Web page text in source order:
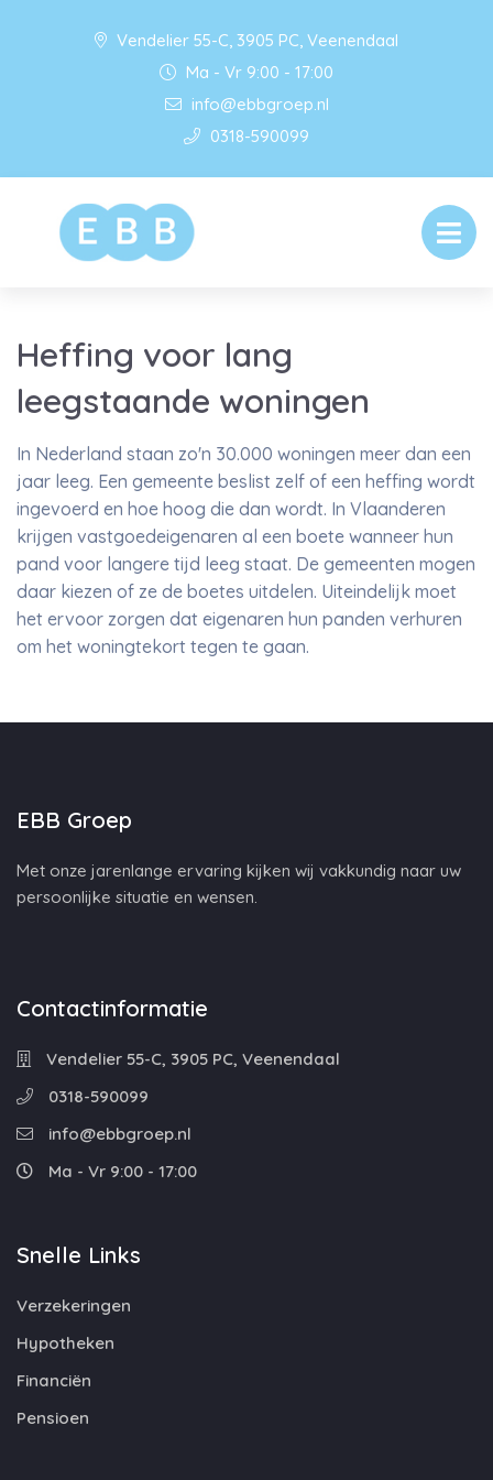
Vendelier 55-C, 3905 PC, Veenendaal
Ma - Vr 9:00 - 17:00
info@ebbgroep.nl
0318-590099
Heffing voor lang
leegstaande woningen
In Nederland staan zo'n 30.000 woningen meer dan een
jaar leeg. Een gemeente beslist zelf of een heffing wordt
ingevoerd en hoe hoog die dan wordt. In Vlaanderen
krijgen vastgoedeigenaren al een boete wanneer hun
pand voor langere tijd leeg staat. De gemeenten mogen
daar kiezen of ze de boetes uitdelen. Uiteindelijk moet
het ervoor zorgen dat eigenaren hun panden verhuren
om het woningtekort tegen te gaan.
EBB Groep
Met onze jarenlange ervaring kijken wij vakkundig naar uw
persoonlijke situatie en wensen.
Contactinformatie
Vendelier 55-C, 3905 PC, Veenendaal
0318-590099
info@ebbgroep.nl
Ma - Vr 9:00 - 17:00
Snelle Links
Verzekeringen
Hypotheken
Financiën
Pensioen